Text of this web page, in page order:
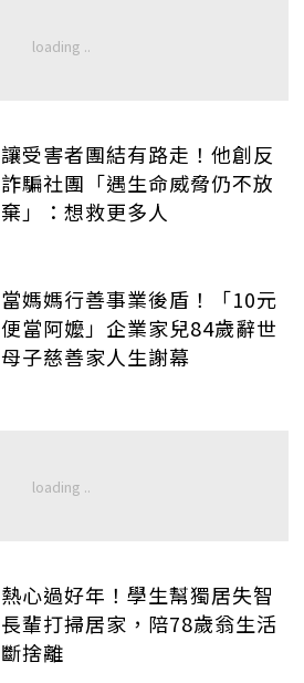
讓受害者團結有路走！他創反
詐騙社團「遇生命威脅仍不放
棄」：想救更多人
當媽媽行善事業後盾！「10元
便當阿嬤」企業家兒84歲辭世
母子慈善家人生謝幕
熱心過好年！學生幫獨居失智
長輩打掃居家，陪78歲翁生活
斷捨離